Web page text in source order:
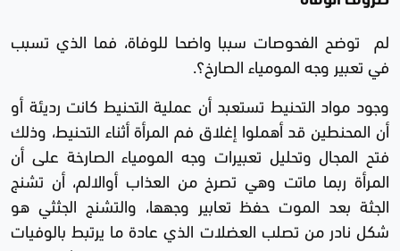
لم توضح الفحوصات سببا واضحا للوفاة، فما الذي تسبب
في تعبير وجه المومياء الصارخ؟.
وجود مواد التحنيط تستعبد أن عملية التحنيط كانت رديئة أو
أن المحنطين قد أهملوا إغلاق فم المرأة أثناء التحنيط، وذلك
فتح المجال وتحليل تعبيرات وجه المومياء الصارخة على أن
المرأة ربما ماتت وهي تصرخ من العذاب أوالالم، أن تشنج
الجثة بعد الموت حفظ تعابير وجهها، والتشنج الجثثي هو
شكل نادر من تصلب العضلات الذي عادة ما يرتبط بالوفيات